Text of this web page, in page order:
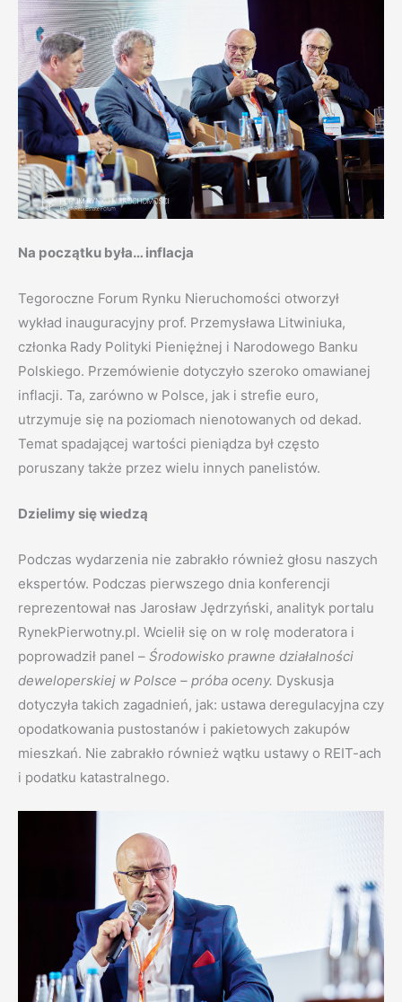
Na początku była… inflacja
Tegoroczne Forum Rynku Nieruchomości otworzył
wykład inauguracyjny prof. Przemysława Litwiniuka,
członka Rady Polityki Pieniężnej i Narodowego Banku
Polskiego. Przemówienie dotyczyło szeroko omawianej
inflacji. Ta, zarówno w Polsce, jak i strefie euro,
utrzymuje się na poziomach nienotowanych od dekad.
Temat spadającej wartości pieniądza był często
poruszany także przez wielu innych panelistów.
Dzielimy się wiedzą
Podczas wydarzenia nie zabrakło również głosu naszych
ekspertów. Podczas pierwszego dnia konferencji
reprezentował nas Jarosław Jędrzyński, analityk portalu
RynekPierwotny.pl. Wcielił się on w rolę moderatora i
poprowadził panel – Środowisko prawne działalności
deweloperskiej w Polsce – próba oceny. Dyskusja
dotyczyła takich zagadnień, jak: ustawa deregulacyjna czy
opodatkowania pustostanów i pakietowych zakupów
mieszkań. Nie zabrakło również wątku ustawy o REIT-ach
i podatku katastralnego.